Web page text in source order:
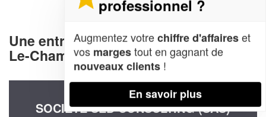
Une entreprise decommunication à
Le-Chambon-Feugerolles (42500)
SOCIÉTÉ SED CONSULTING (SAS)
professionnel ?
Augmentez votrechiffre d'affaireset
vos margestout en gagnant de
nouveaux clients !
En savoir plus